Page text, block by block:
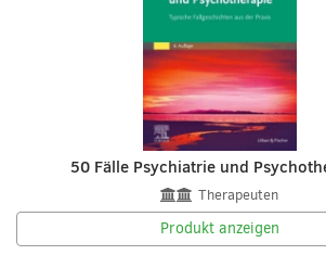
50 Fälle Psychiatrie und
Therapeuten
Produkt anzeigen